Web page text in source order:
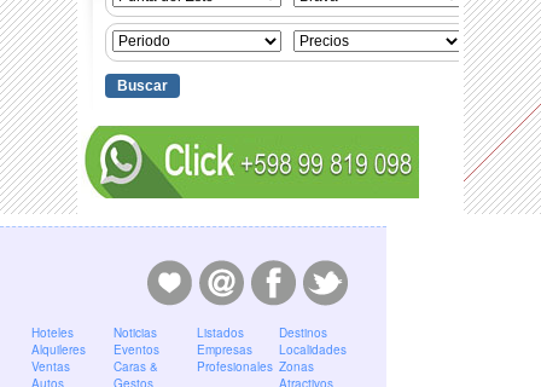
Hoteles
Alquileres
Ventas
Autos
Noticias
Eventos
Caras &
Gestos
Listados
Empresas
Profesionales
Destinos
Localidades
Zonas
Atractivos